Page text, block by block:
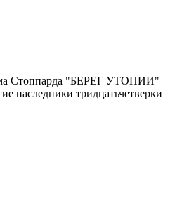
Стоппарда "БЕРЕГ УТОПИИ"
наследники тридцатьчетверки